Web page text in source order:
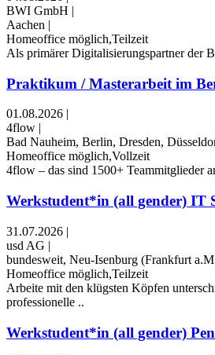
BWI GmbH |
Aachen |
Homeoffice möglich,Teilzeit
Als primärer Digitalisierungspartner der
Praktikum / Masterarbeit im
01.08.2026 |
4flow |
Bad Nauheim, Berlin, Dresden,
Homeoffice möglich,Vollzeit
4flow – das sind 1500+ Teammitglieder
Werkstudent*in (all gender) IT
31.07.2026 |
usd AG |
bundesweit, Neu-Isenburg (Frankfurt
Homeoffice möglich,Teilzeit
Arbeite mit den klügsten Köpfen
professionelle ..
Werkstudent*in (all gender)